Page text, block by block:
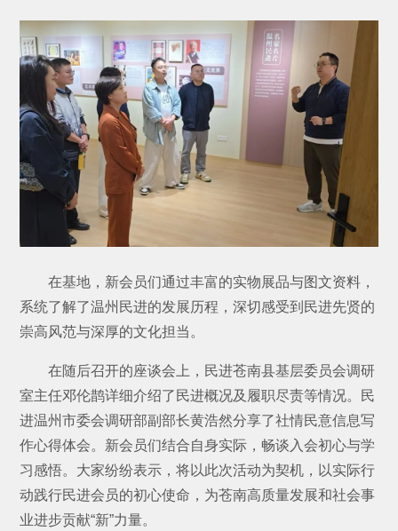
在基地，新会员们通过丰富的实物展品与图文资料，
系统了解了温州民进的发展历程，深切感受到民进先贤的
崇高风范与深厚的文化担当。
在随后召开的座谈会上，民进苍南县基层委员会调研
室主任邓伦鹊详细介绍了民进概况及履职尽责等情况。民
进温州市委会调研部副部长黄浩然分享了社情民意信息写
作心得体会。新会员们结合自身实际，畅谈入会初心与学
习感悟。大家纷纷表示，将以此次活动为契机，以实际行
动践行民进会员的初心使命，为苍南高质量发展和社会事
业进步贡献“新”力量。